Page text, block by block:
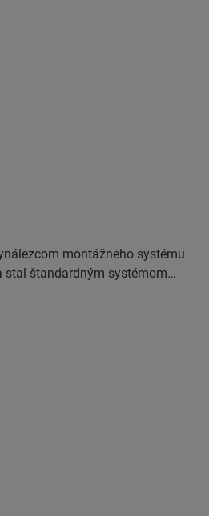
štýlový a prírodný
montážneho systému
stal štandardným systémom
Vďaka revolučnému a